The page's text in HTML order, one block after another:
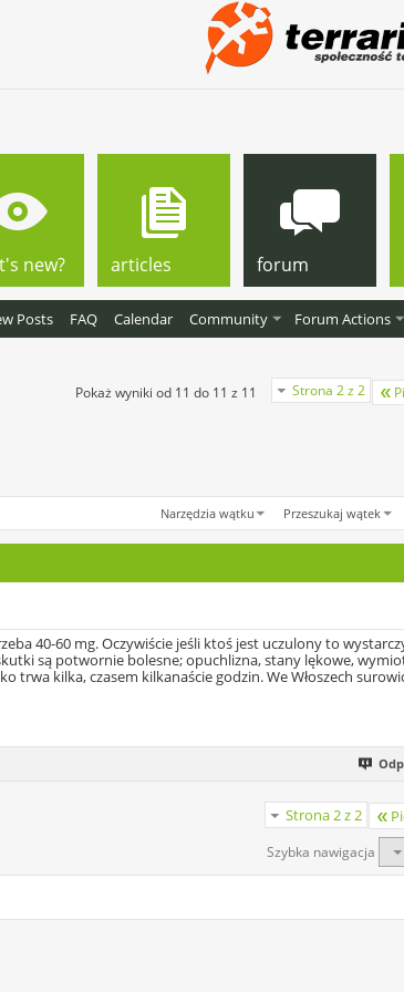
new? articles forum
Posts FAQ Calendar Community Forum Actions
Strona 2 z 2
Pokaż wyniki od 11 do 11 z 11
Narzędzia wątku Przeszukaj wątek
40-60 mg. Oczywiście jeśli ktoś jest uczulony to
są potwornie bolesne; opuchlizna, stany lękowe,
kilka, czasem kilkanaście godzin. We Włoszech
Strona 2 z 2
Szybka nawigacja